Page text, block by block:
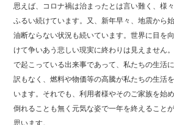
思えば、コロナ禍は治まったとは言い難く、様
ふるい続けています。又、新年早々、地震から
油断ならない状況も続いています。世界に目を
けて争いあう悲しい現実に終わりは見えません
で起こっている出来事であって、私たちの生活
訳もなく、燃料や物価等の高騰が私たちの生活
います。それでも、利用者様やそのご家族を始
倒れることも無く元気な姿で一年を終えること